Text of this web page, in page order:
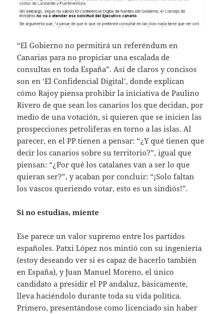
“El Gobierno no permitirá un referéndum en
Canarias para no propiciar una escalada de
consultas en toda España”. Así de claros y concisos
son en ‘El Confidencial Digital’, donde explican
cómo Rajoy piensa prohibir la iniciativa de Paulino
Rivero de que sean los canarios los que decidan, por
medio de una votación, si quieren que se inicien las
prospecciones petroliferas en torno a las islas. Al
parecer, en el PP tienen a pensar: “¿Y qué tienen que
decir los canarios sobre su territorio?”, igual que
piensan: “¿Por qué los catalanes van a ser lo que
quieran ser?”, y acaban por concluir: “¡Solo faltan
los vascos queriendo votar, esto es un sindiós!”.
Si no estudias, miente
Ese parece un valor supremo entre los partidos
españoles. Patxi López nos mintió con su ingeniería
(estoy deseando ver si es capaz de hacerlo también
en España), y Juan Manuel Moreno, el único
candidato a presidir el PP andaluz, básicamente,
lleva haciéndolo durante toda su vida política.
Primero, presentándose como licenciado sin haber